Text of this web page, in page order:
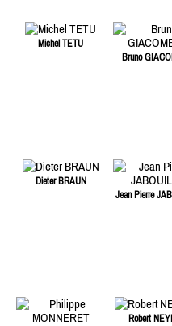
Michel TETU
Bruno
Dieter BRAUN
Jean Pierre
Robert